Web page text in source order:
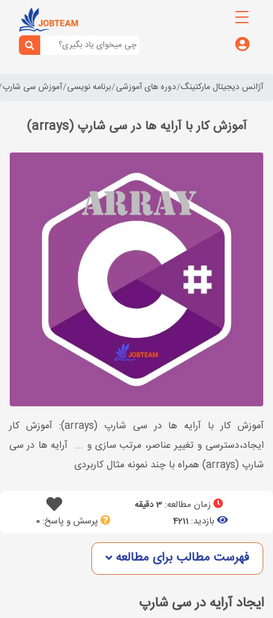
آژانس دیجیتال مارکتینگ دوره های آموزشی برنامه نویسی آموزش سی شارپ
آموزش کار با آرایه ها در سی شارپ (arrays)
آموزش کار با آرایه ها در سی شارپ (arrays): آموزش کار
ایجاد،دسترسی و تغییر عناصر، مرتب سازی و ... آرایه ها در سی
شارپ (arrays) همراه با چند نمونه مثال کاربردی
زمان مطالعه: 3 دقیقه
بازدید:4211 پرسش و پاسخ:0
فهرست مطالب برای مطالعه
ایجاد آرایه در سی شارپ